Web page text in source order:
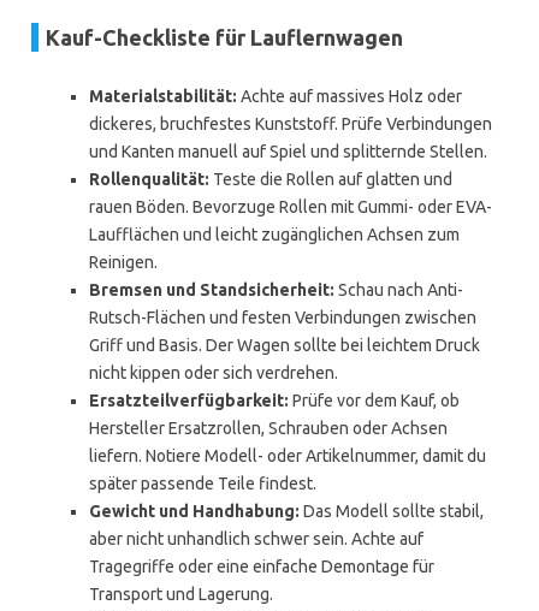
Kauf-Checkliste für Lauflernwagen
Materialstabilität: Achte auf massives Holz oder
dickeres, bruchfestes Kunststoff. Prüfe Verbindungen
und Kanten manuell auf Spiel und splitternde Stellen.
Rollenqualität: Teste die Rollen auf glatten und
rauen Böden. Bevorzuge Rollen mit Gummi- oder EVA-
Laufflächen und leicht zugänglichen Achsen zum
Reinigen.
Bremsen und Standsicherheit: Schau nach Anti-
Rutsch-Flächen und festen Verbindungen zwischen
Griff und Basis. Der Wagen sollte bei leichtem Druck
nicht kippen oder sich verdrehen.
Ersatzteilverfügbarkeit: Prüfe vor dem Kauf, ob
Hersteller Ersatzrollen, Schrauben oder Achsen
liefern. Notiere Modell- oder Artikelnummer, damit du
später passende Teile findest.
Gewicht und Handhabung: Das Modell sollte stabil,
aber nicht unhandlich schwer sein. Achte auf
Tragegriffe oder eine einfache Demontage für
Transport und Lagerung.